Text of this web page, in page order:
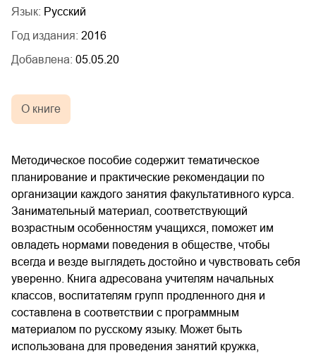
Язык: Русский
Год издания: 2016
Добавлена: 05.05.20
О книге
Методическое пособие содержит тематическое
планирование и практические рекомендации по
организации каждого занятия факультативного курса.
Занимательный материал, соответствующий
возрастным особенностям учащихся, поможет им
овладеть нормами поведения в обществе, чтобы
всегда и везде выглядеть достойно и чувствовать себя
уверенно. Книга адресована учителям начальных
классов, воспитателям групп продленного дня и
составлена в соответствии с программным
материалом по русскому языку. Может быть
использована для проведения занятий кружка,